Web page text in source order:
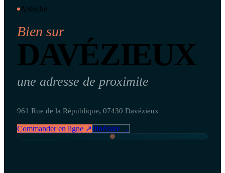
Ardèche
Bien sur
DAVÉZIEUX
une adresse de proximite
961 Rue de la République, 07430 Davézieux
Commander en ligne ↗Itinéraire →